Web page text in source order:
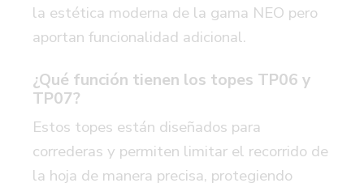
la estética moderna de la gama NEO pero
aportan funcionalidad adicional.
¿Qué función tienen los topes TP06 y
TP07?
Estos topes están diseñados para
correderas y permiten limitar el recorrido de
la hoja de manera precisa, protegiendo